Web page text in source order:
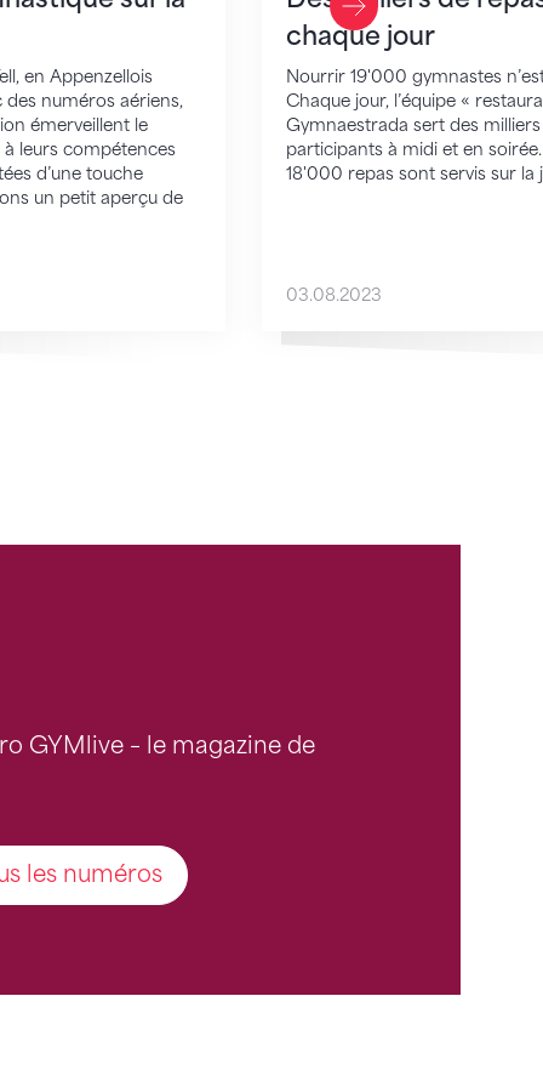
en Appenzellois
numéros aériens,
émerveillent le
à leurs compétences
d’une touche
un petit aperçu de
chaque jour
Nourrir 19'000 gymnastes
Chaque jour, l’équipe «
Gymnaestrada sert des
participants à midi et en
18'000 repas sont servis sur la
03.08.2023
Last Slide
GYMlive – le magazine de
les numéros